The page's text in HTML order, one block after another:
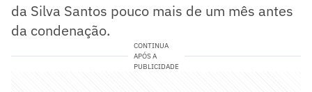
da Silva Santos pouco mais de um mês antes
da condenação.
CONTINUA
APÓS A
PUBLICIDADE